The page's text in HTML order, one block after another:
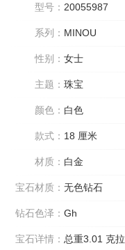
型号： 20055987
系列： MINOU
性别： 女士
主题： 珠宝
颜色： 白色
款式： 18 厘米
材质： 白金
宝石材质： 无色钻石
钻石色泽： Gh
宝石详情： 总重3.01 克拉